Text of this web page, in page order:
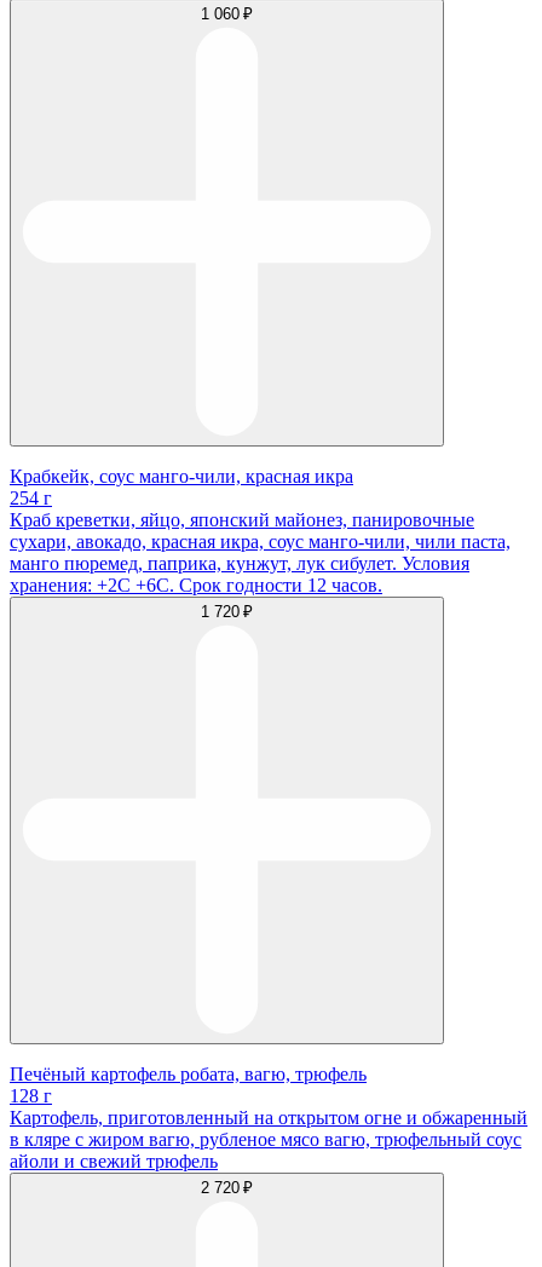
1 060 ₽
Крабкейк, соус манго-чили, красная икра
254 г
Краб креветки, яйцо, японский майонез, панировочные
сухари, авокадо, красная икра, соус манго-чили, чили паста,
манго пюремед, паприка, кунжут, лук сибулет. Условия
хранения: +2С +6С. Срок годности 12 часов.
1 720 ₽
Печёный картофель робата, вагю, трюфель
128 г
Картофель, приготовленный на открытом огне и обжаренный
в кляре с жиром вагю, рубленое мясо вагю, трюфельный соус
айоли и свежий трюфель
2 720 ₽